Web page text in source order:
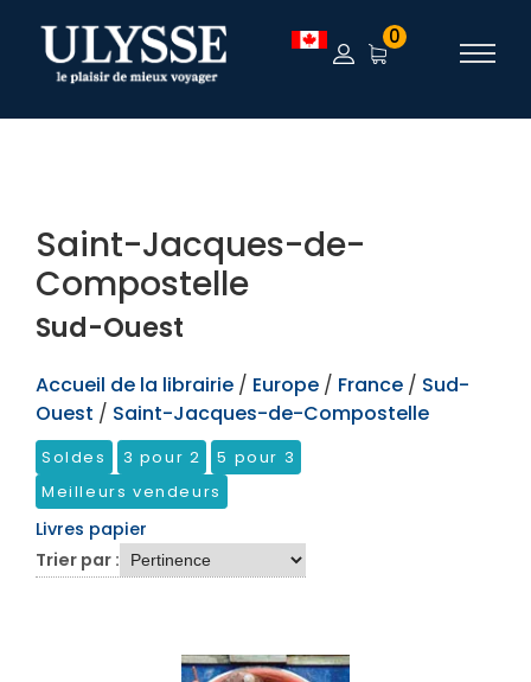
TEST 0
Saint-Jacques-de-
Compostelle
Sud-Ouest
Accueil de la librairie / Europe / France / Sud-
Ouest / Saint-Jacques-de-Compostelle
Soldes 3 pour 2
5 pour 3
Meilleurs vendeurs
Livres papier
Trier par :